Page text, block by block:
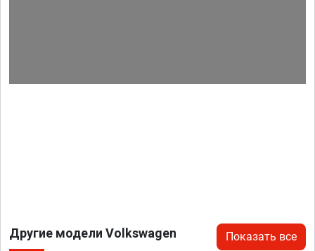
Другие модели Volkswagen Показать все